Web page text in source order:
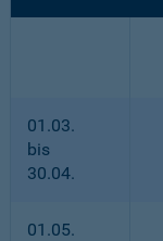
01.03.
bis
30.04.
01.05.